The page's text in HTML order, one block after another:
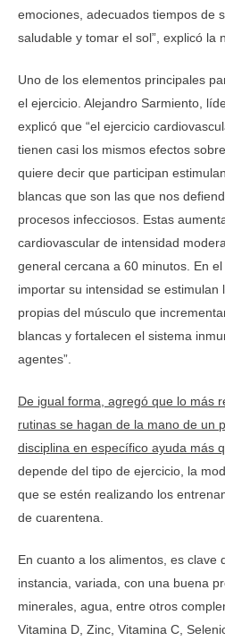
emociones, adecuados tiempos de
saludable y tomar el sol”, explicó la
Uno de los elementos principales
el ejercicio. Alejandro Sarmiento,
explicó que “el ejercicio
tienen casi los mismos efectos
quiere decir que participan
blancas que son las que nos
procesos infecciosos. Estas
cardiovascular de intensidad
general cercana a 60 minutos. En
importar su intensidad se estimulan
propias del músculo que
blancas y fortalecen el sistema
agentes”.
De igual forma, agregó que lo más
rutinas se hagan de la mano de un
disciplina en específico ayuda más
depende del tipo de ejercicio, la
que se estén realizando los
de cuarentena.
En cuanto a los alimentos, es clave
instancia, variada, con una buena
minerales, agua, entre otros
Vitamina D, Zinc, Vitamina C,